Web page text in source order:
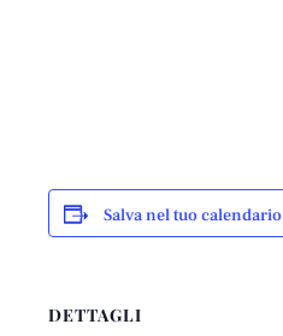
Salva nel tuo calendario
DETTAGLI